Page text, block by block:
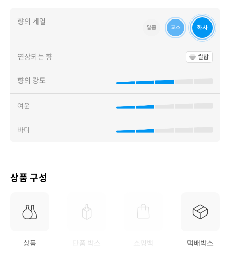
향의 계열
달콤 고소 화사
연상되는 향 쌀밥
향의 강도
여운
바디
상품 구성
상품 단품 박스 쇼핑백 택배박스